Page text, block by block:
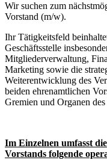
Wir suchen zum
Vorstand (m/w).
Ihr Tätigkeitsfeld
Geschäftsstelle
Mitgliederverwaltung,
Marketing sowie die
Weiterentwicklung des
beiden ehrenamtlichen
Gremien und Organen des
Im Einzelnen umfasst
Vorstands folgende